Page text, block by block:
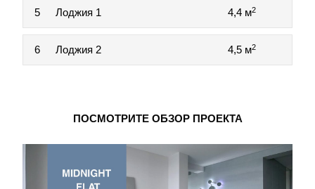
5 Лоджия 1 4,4 м2
6 Лоджия 2 4,5 м2
ПОСМОТРИТЕ ОБЗОР ПРОЕКТА